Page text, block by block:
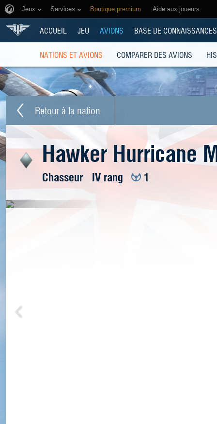
Jeux Services Boutique premium Aide aux joueurs
ACCUEIL JEU AVIONS BASE DE CONNAISSANCES
NATIONS ET AVIONS COMPARER DES AVIONS
Retour à la nation
Hawker Hurricane
Chasseur IV rang 1